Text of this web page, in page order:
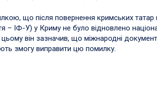
що після повернення кримських татар
– ІФ-У) у Криму не було відновлено
цьому він зазначив, що міжнародні
змогу виправити цю помилку.